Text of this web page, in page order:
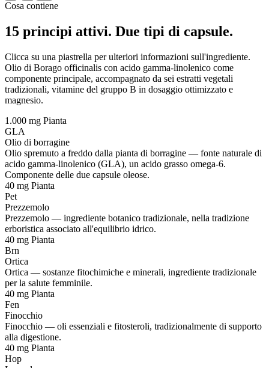
Cosa contiene
15 principi attivi. Due tipi di capsule.
Clicca su una piastrella per ulteriori informazioni sull'ingrediente.
Olio di Borago officinalis con acido gamma-linolenico come
componente principale, accompagnato da sei estratti vegetali
tradizionali, vitamine del gruppo B in dosaggio ottimizzato e
magnesio.
1.000 mg Pianta
GLA
Olio di borragine
Olio spremuto a freddo dalla pianta di borragine — fonte naturale di
acido gamma-linolenico (GLA), un acido grasso omega-6.
Componente delle due capsule oleose.
40 mg Pianta
Pet
Prezzemolo
Prezzemolo — ingrediente botanico tradizionale, nella tradizione
erboristica associato all'equilibrio idrico.
40 mg Pianta
Brn
Ortica
Ortica — sostanze fitochimiche e minerali, ingrediente tradizionale
per la salute femminile.
40 mg Pianta
Fen
Finocchio
Finocchio — oli essenziali e fitosteroli, tradizionalmente di supporto
alla digestione.
40 mg Pianta
Hop